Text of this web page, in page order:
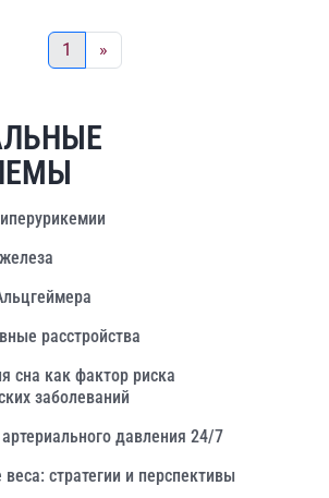
1 »
расстройства
сна как фактор риска
заболеваний
давления 24/7
стратегии и перспективы